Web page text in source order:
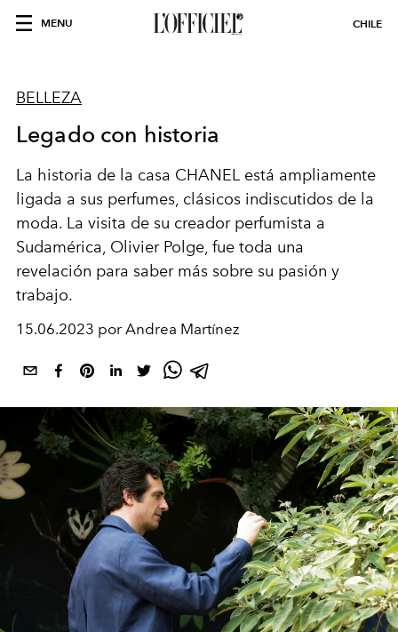
MENU CHILE
BELLEZA
Legado con historia
La historia de la casa CHANEL está ampliamente
ligada a sus perfumes, clásicos indiscutidos de la
moda. La visita de su creador perfumista a
Sudamérica, Olivier Polge, fue toda una
revelación para saber más sobre su pasión y
trabajo.
15.06.2023 por Andrea Martínez